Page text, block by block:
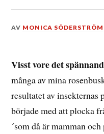
DEN
2020
AV MONICA SÖDERSTRÖM
Visst vore det
många av mina
resultatet av insekternas
började med att plocka
´som då är mamman